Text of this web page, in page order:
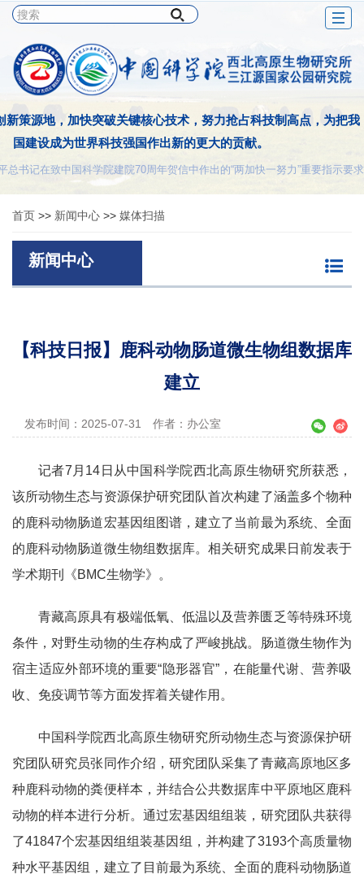
新策源地，加快突破关键核心技术，努力抢占科技制高点，为把我
国建设成为世界科技强国作出新的更大的贡献。
书记在致中国科学院建院70周年贺信中作出的“两加快一努力”重要指示要求
首页 >> 新闻中心 >> 媒体扫描
新闻中心
【科技日报】鹿科动物肠道微生物组数据库
建立
发布时间：2025-07-31 作者：办公室
记者7月14日从中国科学院西北高原生物研究所获悉，
该所动物生态与资源保护研究团队首次构建了涵盖多个物种
的鹿科动物肠道宏基因组图谱，建立了当前最为系统、全面
的鹿科动物肠道微生物组数据库。相关研究成果日前发表于
学术期刊《BMC生物学》。
青藏高原具有极端低氧、低温以及营养匮乏等特殊环境
条件，对野生动物的生存构成了严峻挑战。肠道微生物作为
宿主适应外部环境的重要“隐形器官”，在能量代谢、营养吸
收、免疫调节等方面发挥着关键作用。
中国科学院西北高原生物研究所动物生态与资源保护研
究团队研究员张同作介绍，研究团队采集了青藏高原地区多
种鹿科动物的粪便样本，并结合公共数据库中平原地区鹿科
动物的样本进行分析。通过宏基因组组装，研究团队共获得
了41847个宏基因组组装基因组，并构建了3193个高质量物
种水平基因组，建立了目前最为系统、全面的鹿科动物肠道